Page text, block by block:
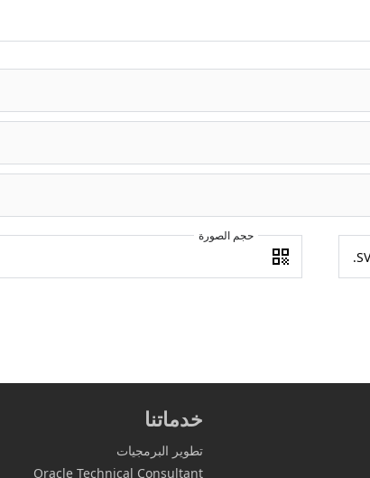
حجم الصورة
خدماتنا
تطوير البرمجيات
Oracle Technical Consultant